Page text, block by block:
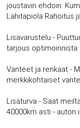
joustavin ehdoin.
Lähitapiola Rahoitus
Lisävarustelu -
tarjous optimoinnista
Vanteet ja renkaat -
merkkikohtaiset
Lisäturva - Saat
40000km asti -